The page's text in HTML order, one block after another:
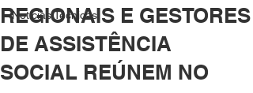
Notícias Técnicas
REGIONAIS E GESTORES
DE ASSISTÊNCIA
SOCIAL REÚNEM NO